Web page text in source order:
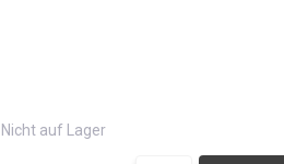
Nicht auf Lager